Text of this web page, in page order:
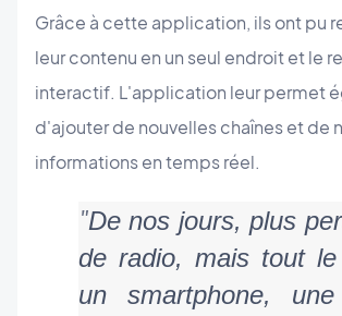
Grâce à cette application, ils ont pu
leur contenu en un seul endroit et le
interactif. L'application leur permet
d'ajouter de nouvelles chaînes et de
informations en temps réel.
"De nos jours, plus
de radio, mais tout
un smartphone,